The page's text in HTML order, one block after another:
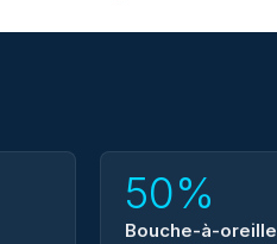
50%
Bouche-à-oreille